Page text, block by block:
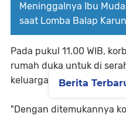
Meninggalnya Ibu
saat Lomba Balap
Pada pukul 11.00 WIB,
rumah duka untuk di
keluarga korban.
"Dengan ditemukannya
Berita